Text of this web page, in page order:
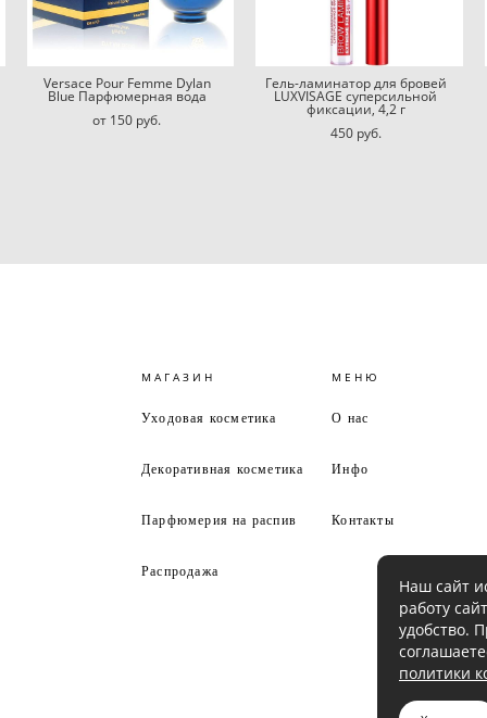
Versace Pour Femme Dylan
Blue Парфюмерная вода
от 150 pуб.
Гель-ламинатор для бровей
LUXVISAGE суперсильной
фиксации, 4,2 г
450 pуб.
МАГАЗИН
Уходовая косметика
Декоративная косметика
Парфюмерия на распив
Распродажа
МЕНЮ
О нас
Инфо
Контакты
Наш сайт
работу
удобство.
политики